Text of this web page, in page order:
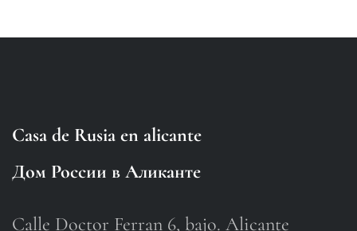
Casa de Rusia en alicante
Дом России в Аликанте
Calle Doctor Ferran 6, bajo. Alicante